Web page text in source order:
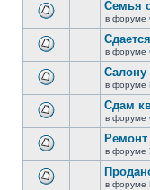
новых
непрочитанных
сообщений.
новых
непрочитанных
сообщений.
Семья
в форуме
новых
непрочитанных
сообщений.
в форуме
новых
непрочитанных
сообщений.
Салону
в форуме
новых
непрочитанных
сообщений.
Сдам
в форуме
Ремонт
в форуме
в форуме